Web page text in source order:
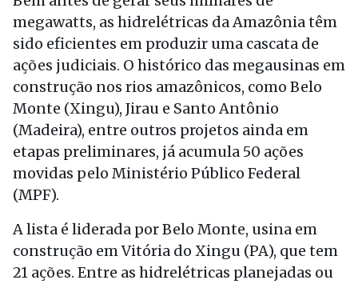
megawatts, as hidrelétricas da Amazônia têm
sido eficientes em produzir uma cascata de
ações judiciais. O histórico das megausinas em
construção nos rios amazônicos, como Belo
Monte (Xingu), Jirau e Santo Antônio
(Madeira), entre outros projetos ainda em
etapas preliminares, já acumula 50 ações
movidas pelo Ministério Público Federal
(MPF).
A lista é liderada por Belo Monte, usina em
construção em Vitória do Xingu (PA), que tem
21 ações. Entre as hidrelétricas planejadas ou